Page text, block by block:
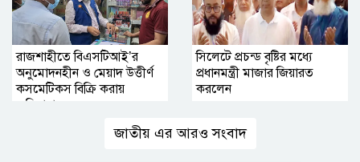
রাজশাহীতে বিএসটিআই’র
অনুমোদনহীন ও মেয়াদ উত্তীর্ণ
কসমেটিকস বিক্রি করায়
জরিমানা
সিলেটে প্রচন্ড বৃষ্টির মধ্যে
প্রধানমন্ত্রী মাজার জিয়ারত
করলেন
জাতীয় এর আরও সংবাদ